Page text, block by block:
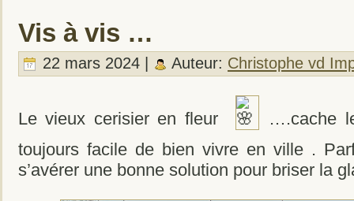
Vis à vis …
22 mars 2024 | Auteur: Christophe vd
Le vieux cerisier en fleur
….cache
toujours facile de bien vivre en ville .
s’avérer une bonne solution pour briser la